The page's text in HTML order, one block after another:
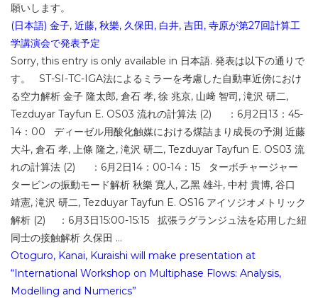
願いします。
(日本語) 金子, 近藤, 秋樂, 久保田, 白井, 吉田, 寺原が第27回計算工
学講演会で発表予定
Sorry, this entry is only available in 日本語. 発表は以下の通りで
す。 ST-SI-TC-IGA法によるミラーを考慮した自動車近傍におけ
る空力解析 金子 隆太郎, 倉石 孝, 徐 兆京, 山﨑 智司, 滝沢 研二,
Tezduyar Tayfun E. OS03 流れの計算法 (2) ：6月2日13：45-
14：00 ディーゼル用酸化触媒における煤詰まり成⻑の予測 近藤
大斗, 倉石 孝, 上條 隆之, 滝沢 研二, Tezduyar Tayfun E. OS03 流
れの計算法 (2) ：6月2日14：00-14：15 ターボチャージャー
タービンの振動モード解析 秋樂 寛人, 乙黑 雄斗, 中村 貴博, 谷口
靖憲, 滝沢 研二, Tezduyar Tayfun E. OS16 アイソジオメトリック
解析 (2) ：6月3日15:00-15:15 拡張ラグランジュ法を応用した紐
同士の接触解析 久保田 ...
Otoguro, Kanai, Kuraishi will make presentation at
“International Workshop on Multiphase Flows: Analysis,
Modelling and Numerics”